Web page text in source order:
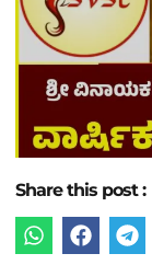
Share this post :